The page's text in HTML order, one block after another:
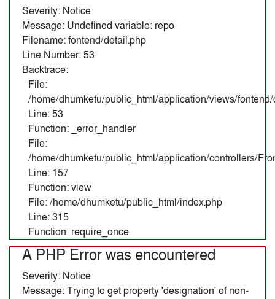
Severity: Notice
Message: Undefined variable: repo
Filename: fontend/detail.php
Line Number: 53
Backtrace:
File:
/home/dhumketu/public_html/application/views/
Line: 53
Function: _error_handler
File:
/home/dhumketu/public_html/application/controllers/
Line: 157
Function: view
File: /home/dhumketu/public_html/index.php
Line: 315
Function: require_once
A PHP Error was encountered
Severity: Notice
Message: Trying to get property 'designation' of non-